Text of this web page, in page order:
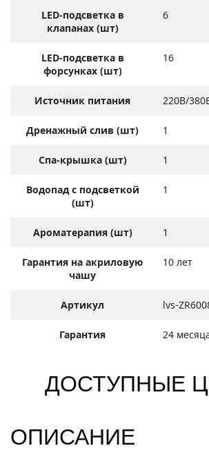
LED-подсветка в
клапанах (шт)
6
LED-подсветка в
форсунках (шт)
16
Источник питания 220В/
Дренажный слив (шт) 1
Спа-крышка (шт) 1
Водопад с подсветкой
(шт)
1
Ароматерапия (шт) 1
Гарантия на акриловую
чашу
10 лет
Артикул lvs-
Гарантия 24
ДОСТУПНЫЕ
ОПИСАНИЕ